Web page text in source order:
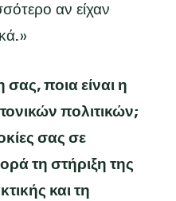
αν είχαν
ποια είναι η
πολιτικών;
σας σε
τη στήριξη της
και τη